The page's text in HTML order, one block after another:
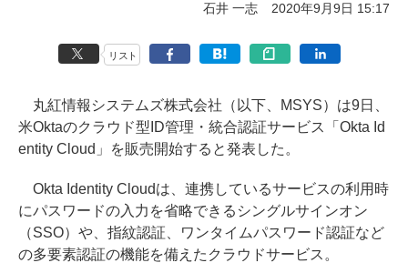
石井 一志 2020年9月9日 15:17
リスト
丸紅情報システムズ株式会社（以下、MSYS）は9日、
米Oktaのクラウド型ID管理・統合認証サービス「Okta Id
entity Cloud」を販売開始すると発表した。
Okta Identity Cloudは、連携しているサービスの利用時
にパスワードの入力を省略できるシングルサインオン
（SSO）や、指紋認証、ワンタイムパスワード認証など
の多要素認証の機能を備えたクラウドサービス。